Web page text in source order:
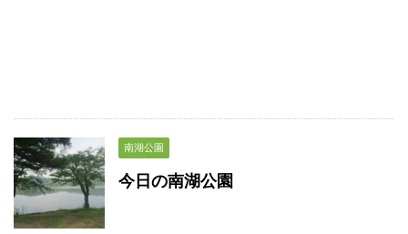
南湖公園
今日の南湖公園